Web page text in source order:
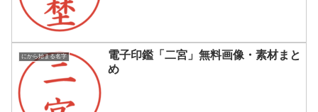
にから始まる名字
電子印鑑「二宮」無料画像・素材まと
め